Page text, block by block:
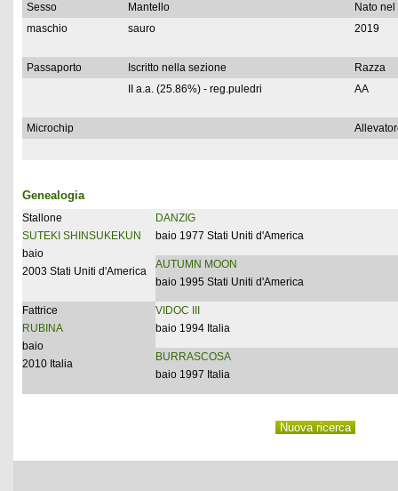
Sesso Mantello
Nato nel
maschio
sauro 2019
Passaporto Iscritto nella sezione
Razza
II a.a. (25.86%) - reg.puledri
AA
Microchip
Genealogia
Stallone
SUTEKI SHINSUKEKUN
baio
2003 Stati Uniti d'America
DANZIG
baio 1977 Stati Uniti d'America
AUTUMN MOON
baio 1995 Stati Uniti d'America
Fattrice
RUBINA
baio
2010 Italia
VIDOC III
baio 1994 Italia
BURRASCOSA
baio 1997 Italia